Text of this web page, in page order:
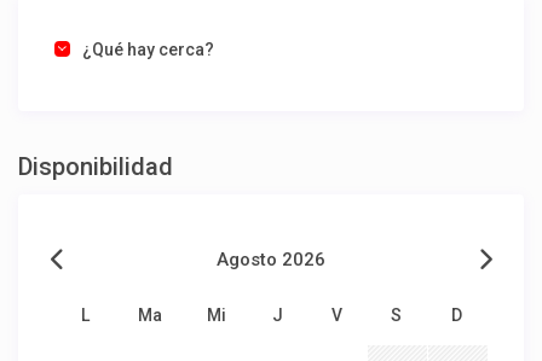
¿Qué hay cerca?
Disponibilidad
Agosto 2026
L Ma Mi J V S D